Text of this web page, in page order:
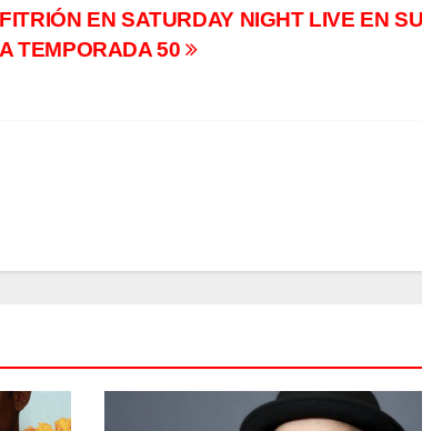
EN SATURDAY NIGHT LIVE EN SU
TEMPORADA 50